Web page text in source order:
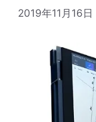
2019年11月16日